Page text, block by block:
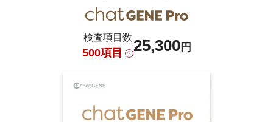
検査項目数
500項目 ？ 25,300円